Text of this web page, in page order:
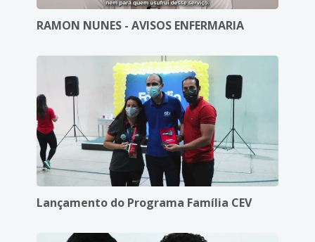
RAMON NUNES - AVISOS ENFERMARIA
Lançamento do Programa Família CEV